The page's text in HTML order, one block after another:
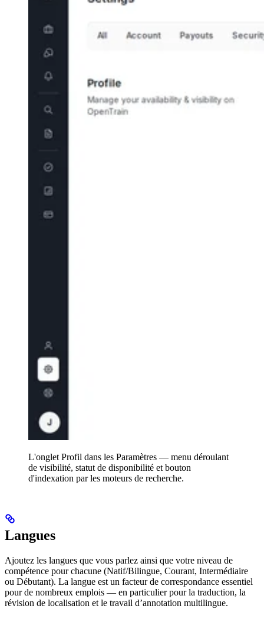
L'onglet Profil dans les Paramètres — menu déroulant
de visibilité, statut de disponibilité et bouton
d'indexation par les moteurs de recherche.
Langues
Ajoutez les langues que vous parlez ainsi que votre niveau de
compétence pour chacune (Natif/Bilingue, Courant, Intermédiaire
ou Débutant). La langue est un facteur de correspondance essentiel
pour de nombreux emplois — en particulier pour la traduction, la
révision de localisation et le travail d’annotation multilingue.